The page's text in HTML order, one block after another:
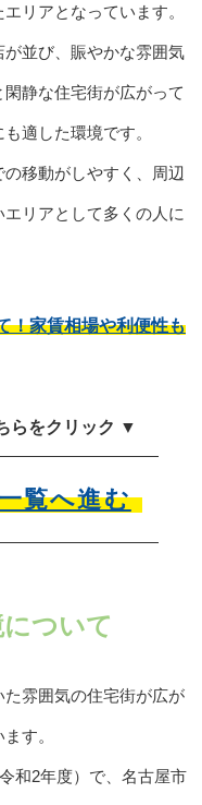
リアとなっています。
並び、賑やかな雰囲気
静な住宅街が広がって
適した環境です。
移動がしやすく、周辺
リアとして多くの人に
！家賃相場や利便性も
らをクリック ▼
覧へ進む
ついて
雰囲気の住宅街が広が
す。
和2年度）で、名古屋市